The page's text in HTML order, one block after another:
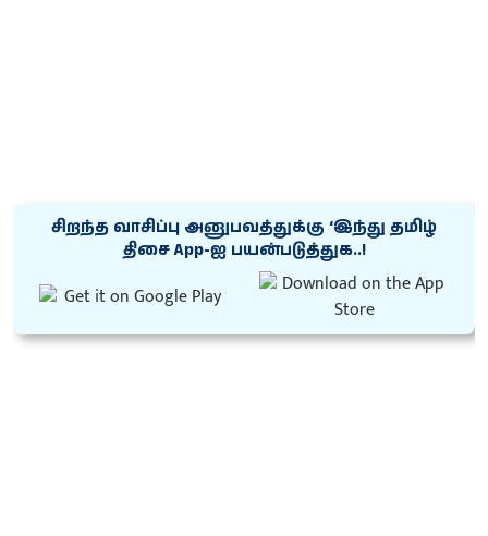
சிறந்த வாசிப்பு அனுபவத்துக்கு ‘இந்து தமிழ்
திசை App-ஐ பயன்படுத்துக..!